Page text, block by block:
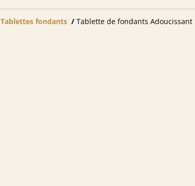
Tablettes fondants / Tablette de fondants Adoucissant